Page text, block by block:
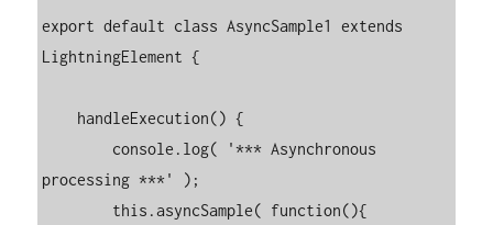
export default class AsyncSample1 extends
LightningElement {
processing ***' );